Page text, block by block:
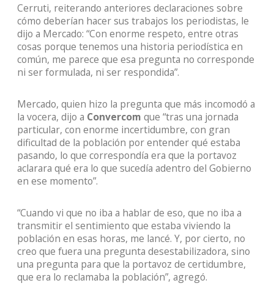
Cerruti, reiterando anteriores declaraciones sobre
cómo deberían hacer sus trabajos los periodistas, le
dijo a Mercado: “Con enorme respeto, entre otras
cosas porque tenemos una historia periodística en
común, me parece que esa pregunta no corresponde
ni ser formulada, ni ser respondida”.
Mercado, quien hizo la pregunta que más incomodó a
la vocera, dijo a Convercom que “tras una jornada
particular, con enorme incertidumbre, con gran
dificultad de la población por entender qué estaba
pasando, lo que correspondía era que la portavoz
aclarara qué era lo que sucedía adentro del Gobierno
en ese momento”.
“Cuando vi que no iba a hablar de eso, que no iba a
transmitir el sentimiento que estaba viviendo la
población en esas horas, me lancé. Y, por cierto, no
creo que fuera una pregunta desestabilizadora, sino
una pregunta para que la portavoz de certidumbre,
que era lo reclamaba la población”, agregó.